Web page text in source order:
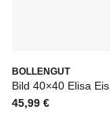
BOLLENGUT
Bild 40×40 Elisa Eis
45,99 €